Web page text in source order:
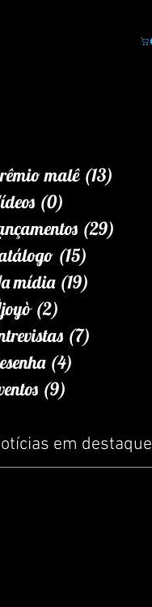
malê (13)
(0)
(29)
(15)
mídia (19)
(2)
(7)
(4)
(9)
em destaque